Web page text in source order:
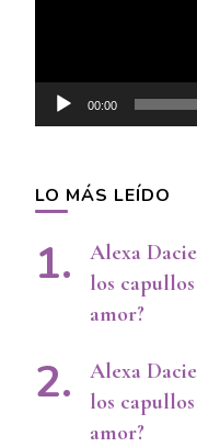
00:00
LO MÁS LEÍDO
Alexa
los
amor?
Alexa
los
amor?